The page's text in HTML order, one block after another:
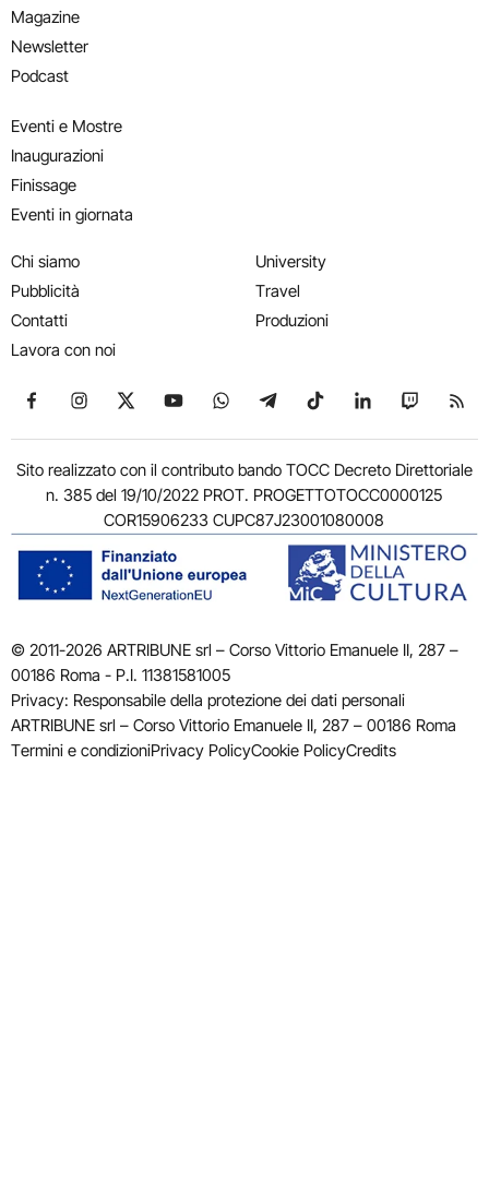
Magazine
Newsletter
Podcast
Eventi e Mostre
Inaugurazioni
Finissage
Eventi in giornata
Chi siamo
Pubblicità
Contatti
Lavora con noi
University
Travel
Produzioni
Seguici su Facebook
Seguici su Instagram
Seguici su X
Seguici su YouTube
Seguici su WhatsApp
Seguici su Telegram
Seguici su TikTok
Seguici su
Seguici
Sito realizzato con il contributo bando TOCC Decreto Direttoriale
n. 385 del 19/10/2022 PROT. PROGETTOTOCC0000125
COR15906233 CUPC87J23001080008
© 2011-2026 ARTRIBUNE srl – Corso Vittorio Emanuele II, 287 –
00186 Roma - P.I. 11381581005
Privacy: Responsabile della protezione dei dati personali
ARTRIBUNE srl – Corso Vittorio Emanuele II, 287 – 00186 Roma
Termini e condizioniPrivacy PolicyCookie PolicyCredits